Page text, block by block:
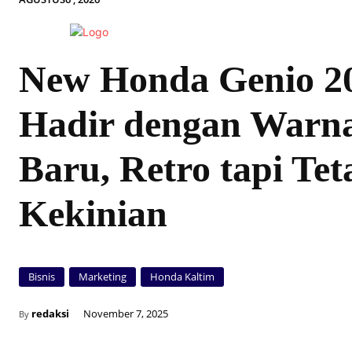
New Honda Genio
Hadir dengan
Baru, Retro tapi
Kekinian
Bisnis Marketing Honda Kaltim
By redaksi November 7, 2025